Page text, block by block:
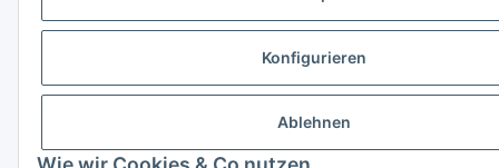
Konfigurieren
Ablehnen